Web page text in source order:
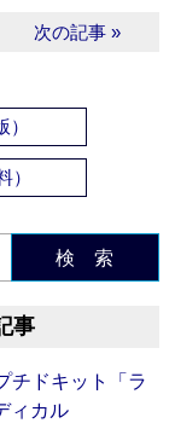
次の記事 »
）
検 索
事
チドキット「ラ
ィカル